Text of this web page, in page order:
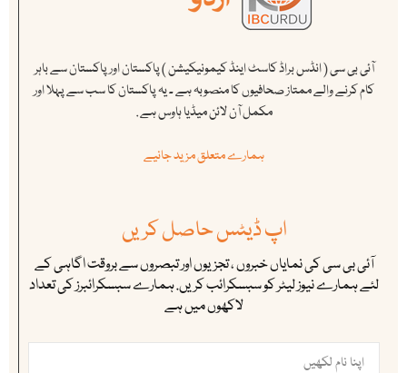
آئی بی سی ( انڈس براڈ کاسٹ اینڈ کیمونیکیشن ) پاکستان اور پاکستان سے باہر
کام کرنے والے ممتاز صحافیوں کا منصوبہ ہے ۔ یہ پاکستان کا سب سے پہلا اور
مکمل آن لائن میڈیا ہاوس ہے .
ہمارے متعلق مزید جانیے
اپ ڈیٹس حاصل کریں
آئی بی سی کی نمایاں خبروں ، تجزیوں اور تبصروں سے بروقت اگاہی کے
لئے ہمارے نیوز لیٹر کو سبسکرائب کریں. ہمارے سبسکرائبرز کی تعداد
لاکھوں میں ہے